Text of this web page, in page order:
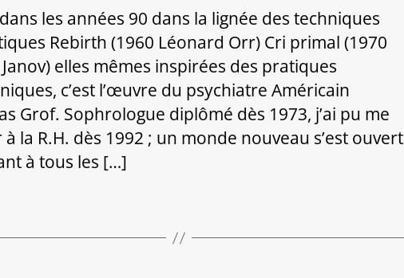
les années 90 dans la lignée des techniques
Rebirth (1960 Léonard Orr) Cri primal (1970
elles mêmes inspirées des pratiques
c’est l’œuvre du psychiatre Américain
Grof. Sophrologue diplômé dès 1973, j’ai pu me
la R.H. dès 1992 ; un monde nouveau s’est ouvert
à tous les […]